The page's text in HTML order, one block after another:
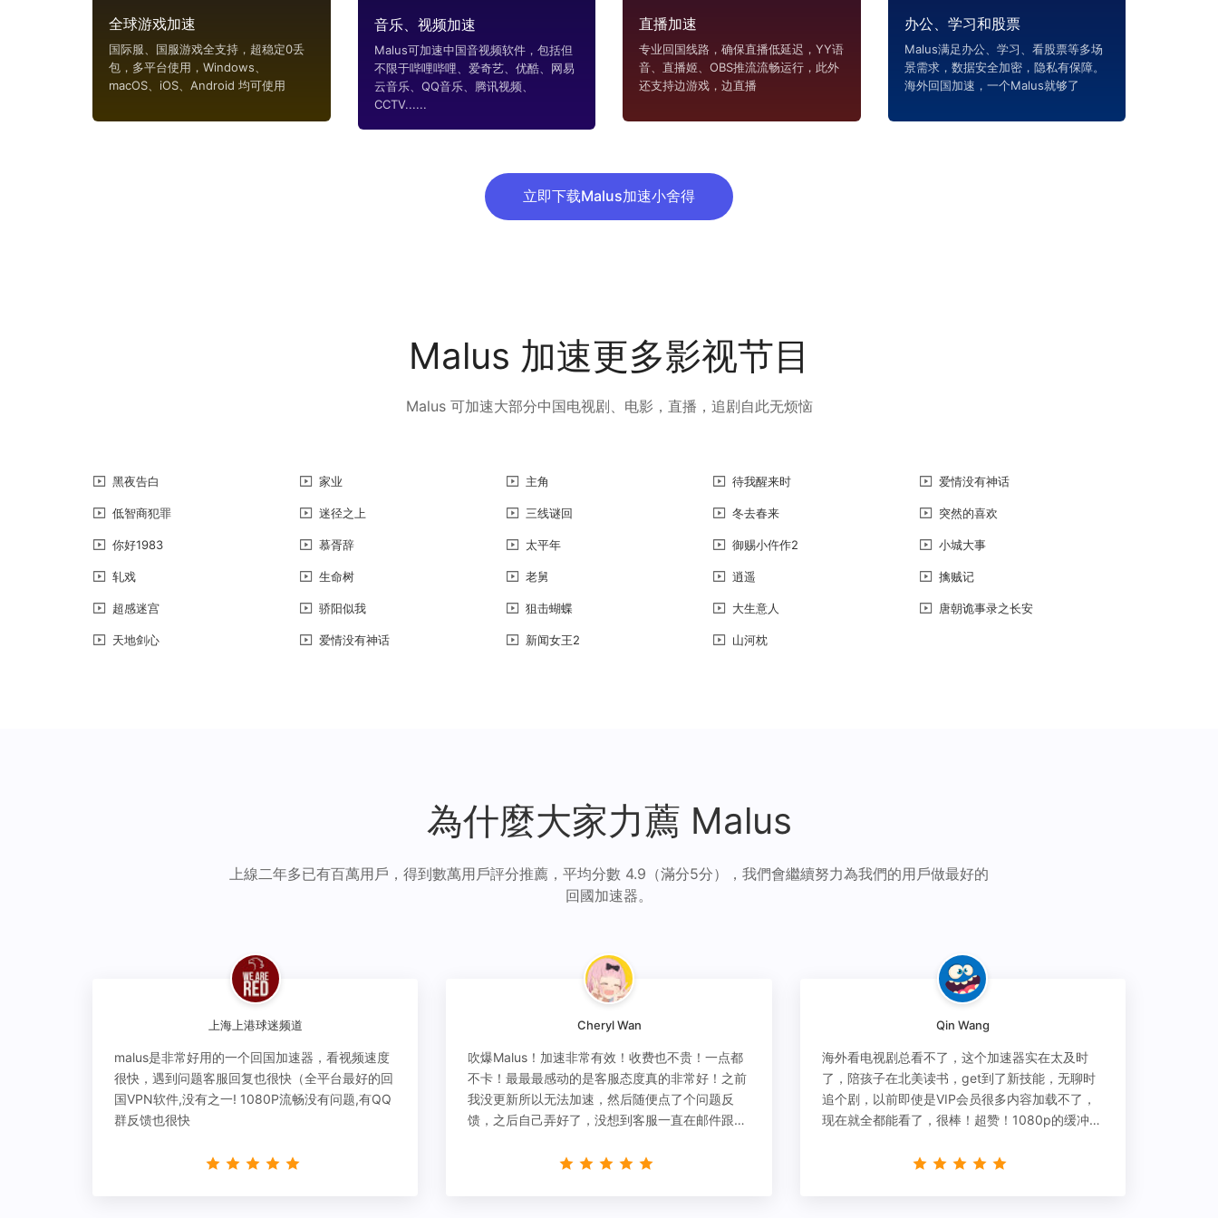
全球游戏加速
国际服、国服游戏全支持，超稳定0丢
包，多平台使用，Windows、
macOS、iOS、Android 均可使用
音乐、视频加速
Malus可加速中国音视频软件，包括但
不限于哔哩哔哩、爱奇艺、优酷、网易
云音乐、QQ音乐、腾讯视频、
CCTV......
直播加速
专业回国线路，确保直播低延迟，YY语
音、直播姬、OBS推流流畅运行，此外
还支持边游戏，边直播
办公、学习和股票
Malus满足办公、学习、看股票等多场
景需求，数据安全加密，隐私有保障。
海外回国加速，一个Malus就够了
立即下载Malus加速小舍得
Malus 加速更多影视节目
Malus 可加速大部分中国电视剧、电影，直播，追剧自此无烦恼
黑夜告白 家业 主角 待我醒来时 爱情没有神话
低智商犯罪 迷径之上 三线谜回 冬去春来 突然的喜欢
你好1983 慕胥辞 太平年 御赐小仵作2 小城大事
轧戏 生命树 老舅 逍遥 擒贼记
超感迷宫 骄阳似我 狙击蝴蝶 大生意人 唐朝诡事录之长安
天地剑心 爱情没有神话 新闻女王2 山河枕
為什麼大家力薦 Malus
上線二年多已有百萬用戶，得到數萬用戶評分推薦，平均分數 4.9（滿分5分），我們會繼續努力為我們的用戶做最好的
回國加速器。
上海上港球迷频道
malus是非常好用的一个回国加速器，看视频速度
很快，遇到问题客服回复也很快（全平台最好的回
国VPN软件,没有之一! 1080P流畅没有问题,有QQ
群反馈也很快
Cheryl Wan
吹爆Malus！加速非常有效！收费也不贵！一点都
不卡！最最最感动的是客服态度真的非常好！之前
我没更新所以无法加速，然后随便点了个问题反
馈，之后自己弄好了，没想到客服一直在邮件跟
Qin Wang
海外看电视剧总看不了，这个加速器实在太及时
了，陪孩子在北美读书，get到了新技能，无聊时
追个剧，以前即使是VIP会员很多内容加载不了，
现在就全都能看了，很棒！超赞！1080p的缓冲完